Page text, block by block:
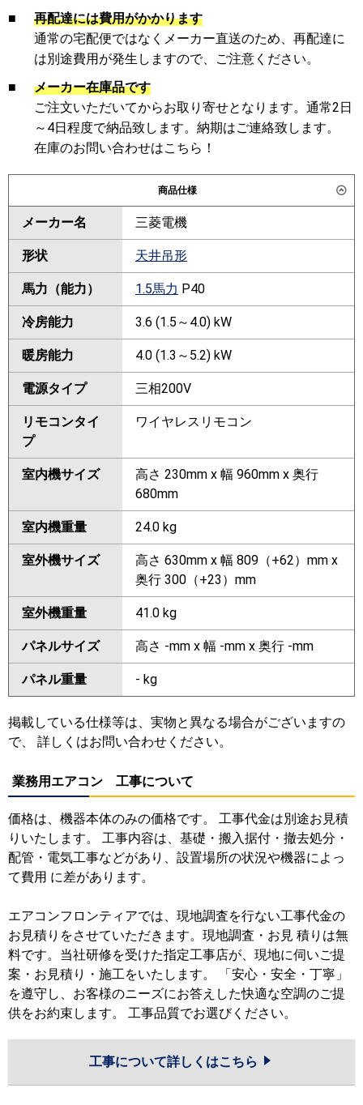
■
再配達には費用がかかります
通常の宅配便ではなくメーカー直送のため、再配達に
は別途費用が発生しますので、ご注意ください。
■
メーカー在庫品です
ご注文いただいてからお取り寄せとなります。通常2日
～4日程度で納品致します。納期はご連絡致します。
在庫のお問い合わせはこちら！
商品仕様
メーカー名 三菱電機
形状 天井吊形
馬力（能力） 1.5馬力 P40
冷房能力 3.6 (1.5～4.0) kW
暖房能力 4.0 (1.3～5.2) kW
電源タイプ 三相200V
リモコンタイ
プ
ワイヤレスリモコン
室内機サイズ
高さ 230mm x 幅 960mm x 奥行
680mm
室内機重量 24.0 kg
室外機サイズ
高さ 630mm x 幅 809（+62）mm x
奥行 300（+23）mm
室外機重量 41.0 kg
パネルサイズ 高さ -mm x 幅 -mm x 奥行 -mm
パネル重量 - kg
掲載している仕様等は、実物と異なる場合がございますの
で、 詳しくはお問い合わせください。
業務用エアコン 工事について
価格は、機器本体のみの価格です。 工事代金は別途お見積
りいたします。 工事内容は、基礎・搬入据付・撤去処分・
配管・電気工事などがあり、設置場所の状況や機器によっ
て費用 に差があります。
エアコンフロンティアでは、現地調査を行ない工事代金の
お見積りをさせていただきます。現地調査・お見 積りは無
料です。当社研修を受けた指定工事店が、現地に伺いご提
案・お見積り・施工をいたします。 「安心・安全・丁寧」
を遵守し、お客様のニーズにお答えした快適な空調のご提
供をお約束します。 工事品質でお選びください。
工事について詳しくはこちら